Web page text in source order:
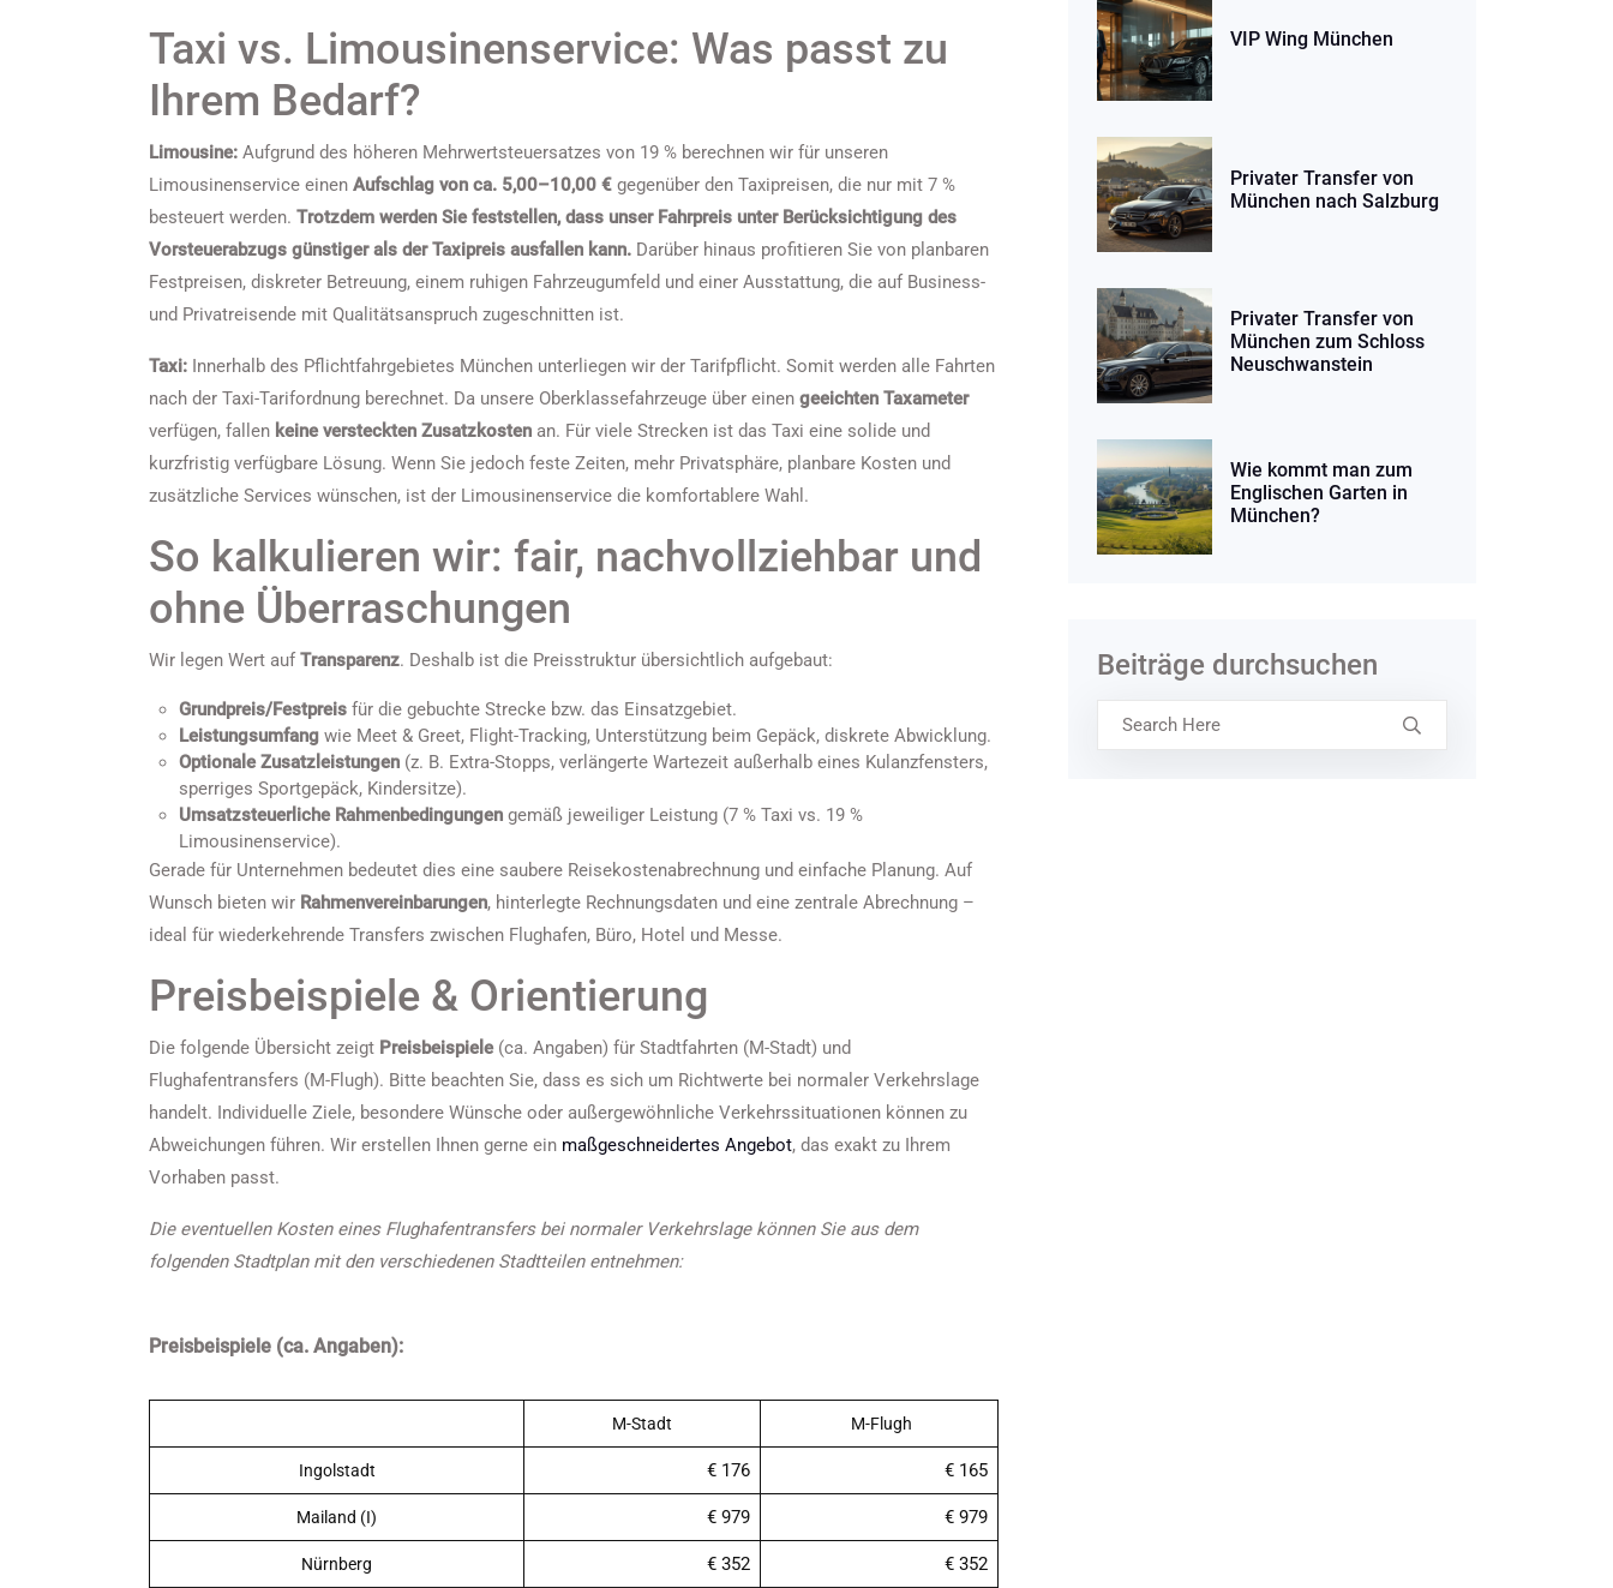
Taxi vs. Limousinenservice: Was passt zu
Ihrem Bedarf?
Limousine: Aufgrund des höheren Mehrwertsteuersatzes von 19 % berechnen wir für unseren
Limousinenservice einen Aufschlag von ca. 5,00–10,00 € gegenüber den Taxipreisen, die nur mit 7 %
besteuert werden. Trotzdem werden Sie feststellen, dass unser Fahrpreis unter Berücksichtigung des
Vorsteuerabzugs günstiger als der Taxipreis ausfallen kann. Darüber hinaus profitieren Sie von planbaren
Festpreisen, diskreter Betreuung, einem ruhigen Fahrzeugumfeld und einer Ausstattung, die auf Business-
und Privatreisende mit Qualitätsanspruch zugeschnitten ist.
Taxi: Innerhalb des Pflichtfahrgebietes München unterliegen wir der Tarifpflicht. Somit werden alle Fahrten
nach der Taxi-Tarifordnung berechnet. Da unsere Oberklassefahrzeuge über einen geeichten Taxameter
verfügen, fallen keine versteckten Zusatzkosten an. Für viele Strecken ist das Taxi eine solide und
kurzfristig verfügbare Lösung. Wenn Sie jedoch feste Zeiten, mehr Privatsphäre, planbare Kosten und
zusätzliche Services wünschen, ist der Limousinenservice die komfortablere Wahl.
So kalkulieren wir: fair, nachvollziehbar und
ohne Überraschungen
Wir legen Wert aufTransparenz. Deshalb ist die Preisstruktur übersichtlich aufgebaut:
Grundpreis/Festpreis für die gebuchte Strecke bzw. das Einsatzgebiet.
Leistungsumfang wie Meet & Greet, Flight-Tracking, Unterstützung beim Gepäck, diskrete Abwicklung.
Optionale Zusatzleistungen (z. B. Extra-Stopps, verlängerte Wartezeit außerhalb eines Kulanzfensters,
sperriges Sportgepäck, Kindersitze).
Umsatzsteuerliche Rahmenbedingungen gemäß jeweiliger Leistung (7 % Taxi vs. 19 %
Limousinenservice).
Gerade für Unternehmen bedeutet dies eine saubere Reisekostenabrechnung und einfache Planung. Auf
Wunsch bieten wir Rahmenvereinbarungen, hinterlegte Rechnungsdaten und eine zentrale Abrechnung –
ideal für wiederkehrende Transfers zwischen Flughafen, Büro, Hotel und Messe.
Preisbeispiele & Orientierung
Die folgende Übersicht zeigt Preisbeispiele(ca. Angaben) für Stadtfahrten (M-Stadt) und
Flughafentransfers (M-Flugh). Bitte beachten Sie, dass es sich um Richtwerte bei normaler Verkehrslage
handelt. Individuelle Ziele, besondere Wünsche oder außergewöhnliche Verkehrssituationen können zu
Abweichungen führen. Wir erstellen Ihnen gerne ein maßgeschneidertes Angebot, das exakt zu Ihrem
Vorhaben passt.
Die eventuellen Kosten eines Flughafentransfers bei normaler Verkehrslage können Sie aus dem
folgenden Stadtplan mit den verschiedenen Stadtteilen entnehmen:
Preisbeispiele (ca. Angaben):
M-Stadt M-Flugh
Ingolstadt € 176 € 165
Mailand (I) € 979 € 979
Nürnberg € 352 € 352
VIP Wing München
Privater Transfer von
München nach Salzburg
Privater Transfer von
München zum Schloss
Neuschwanstein
Wie kommt man zum
Englischen Garten in
München?
Beiträge durchsuchen